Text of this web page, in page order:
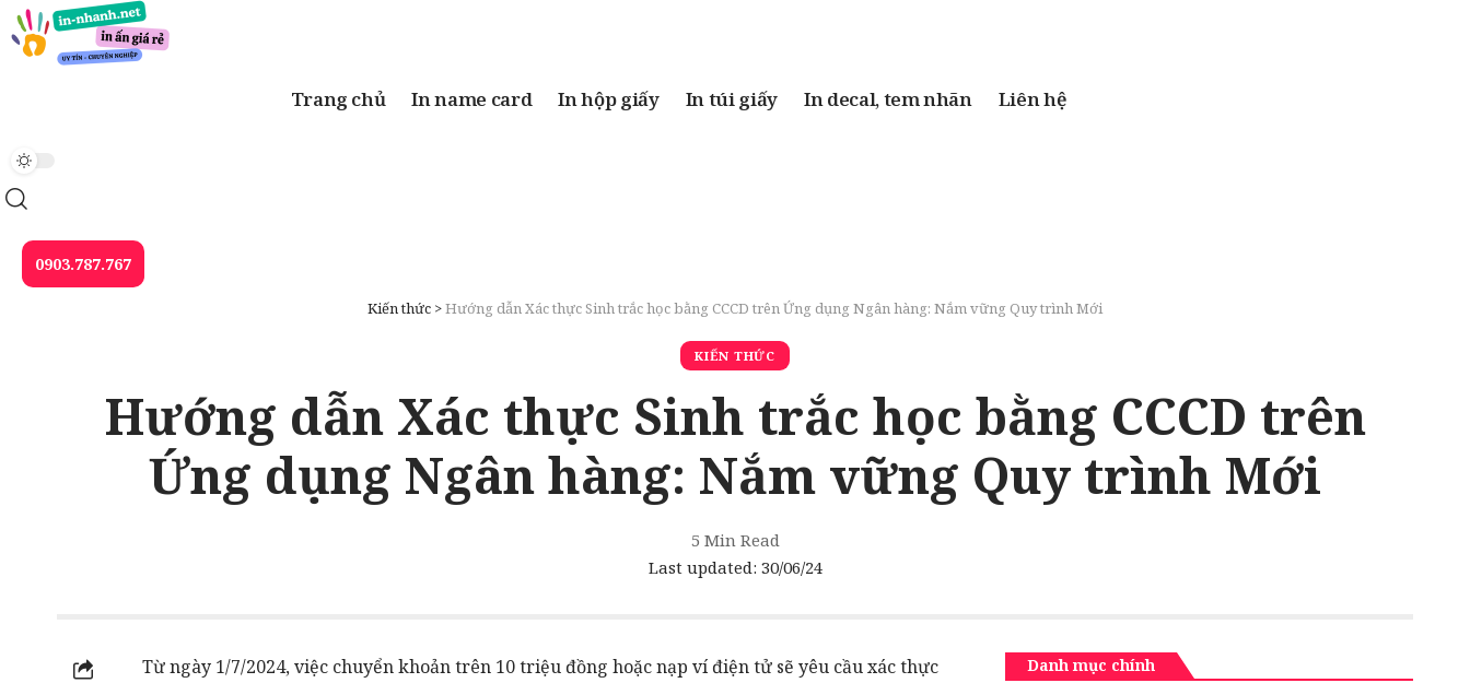
Trang chủ In name card In hộp giấy In túi giấy In decal, tem nhãn Liên hệ
0903.787.767
Kiến thức >Hướng dẫn Xác thực Sinh trắc học bằng CCCD trên Ứng dụng Ngân hàng: Nắm vững Quy trình Mới
KIẾN THỨC
Hướng dẫn Xác thực Sinh trắc học bằng CCCD trên
Ứng dụng Ngân hàng: Nắm vững Quy trình Mới
Last updated: 30/06/24
5 Min Read
Từ ngày 1/7/2024, việc chuyển khoản trên 10 triệu đồng hoặc nạp ví điện tử sẽ yêu cầu xác thực
Danh mục chính